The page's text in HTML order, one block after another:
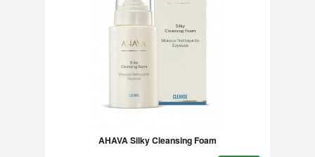
AHAVA Silky Cleansing Foam